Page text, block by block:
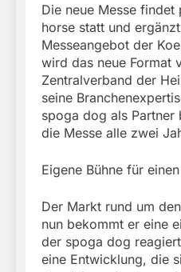
Die neue Messe
horse statt und
Messeangebot der
wird das neue Format
Zentralverband der
seine
spoga dog als Partner
die Messe alle zwei
Eigene Bühne für
Der Markt rund um
nun bekommt er eine
der spoga dog
eine Entwicklung, die